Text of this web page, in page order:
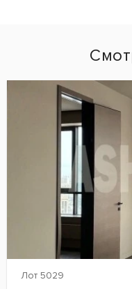
Лот 5029